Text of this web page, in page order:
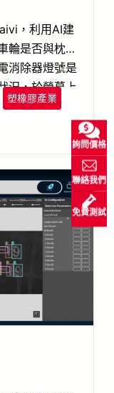
，利用AI建
輪是否與枕木
消除器燈號是
況，於螢幕上
人員眼前，
正確的操作步
全。
塑橡膠產業
詢問價格
聯絡我們
免費測試